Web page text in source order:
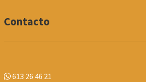
Contacto
613 26 46 21